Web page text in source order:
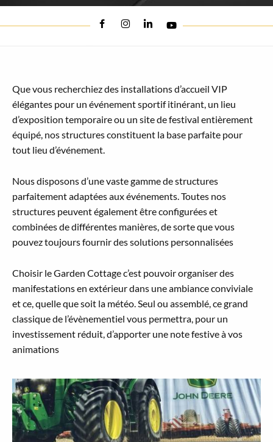
Que vous recherchiez des installations d’accueil VIP
élégantes pour un événement sportif itinérant, un lieu
d’exposition temporaire ou un site de festival entièrement
équipé, nos structures constituent la base parfaite pour
tout lieu d’événement.
Nous disposons d’une vaste gamme de structures
parfaitement adaptées aux événements. Toutes nos
structures peuvent également être configurées et
combinées de différentes manières, de sorte que vous
pouvez toujours fournir des solutions personnalisées
Choisir le Garden Cottage c’est pouvoir organiser des
manifestations en extérieur dans une ambiance conviviale
et ce, quelle que soit la météo. Seul ou assemblé, ce grand
classique de l’évènementiel vous permettra, pour un
investissement réduit, d’apporter une note festive à vos
animations